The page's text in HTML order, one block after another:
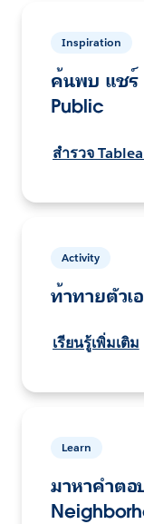
Inspiration
ค้นพบ แชร์
Public
สำรวจ
Activity
ท้าทายตัวเ
เรียนรู้เพิ่มเติม
Learn
มาหาคำตอ